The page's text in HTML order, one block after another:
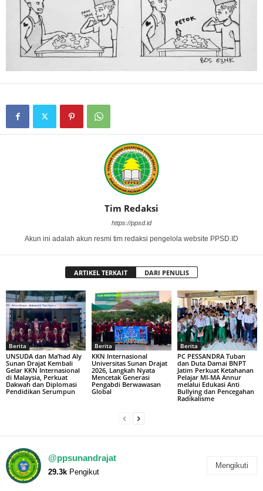
Tim Redaksi
https://ppsd.id
Akun ini adalah akun resmi tim redaksi pengelola website PPSD.ID
ARTIKEL TERKAIT DARI PENULIS
Berita
UNSUDA dan Ma’had Aly
Sunan Drajat Kembali
Gelar KKN Internasional
di Malaysia, Perkuat
Dakwah dan Diplomasi
Pendidikan Serumpun
Berita
KKN Internasional
Universitas Sunan Drajat
2026, Langkah Nyata
Mencetak Generasi
Pengabdi Berwawasan
Global
Berita
PC PESSANDRA Tuban
dan Duta Damai BNPT
Jatim Perkuat Ketahanan
Pelajar MI-MA Annur
melalui Edukasi Anti
Bullying dan Pencegahan
Radikalisme
@ppsunandrajat
29.3k Pengikut
Mengikuti